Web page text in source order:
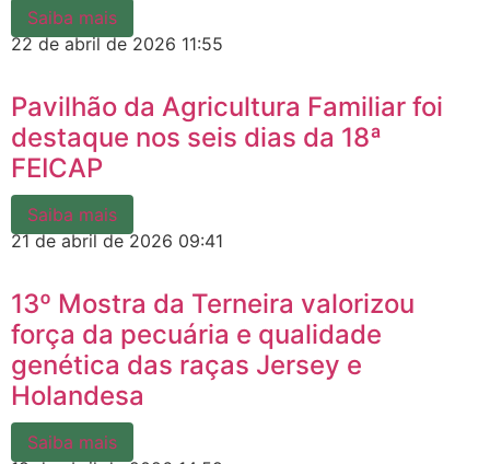
Saiba mais
22 de abril de 2026 11:55
Pavilhão da Agricultura Familiar foi
destaque nos seis dias da 18ª
FEICAP
Saiba mais
21 de abril de 2026 09:41
13º Mostra da Terneira valorizou
força da pecuária e qualidade
genética das raças Jersey e
Holandesa
Saiba mais